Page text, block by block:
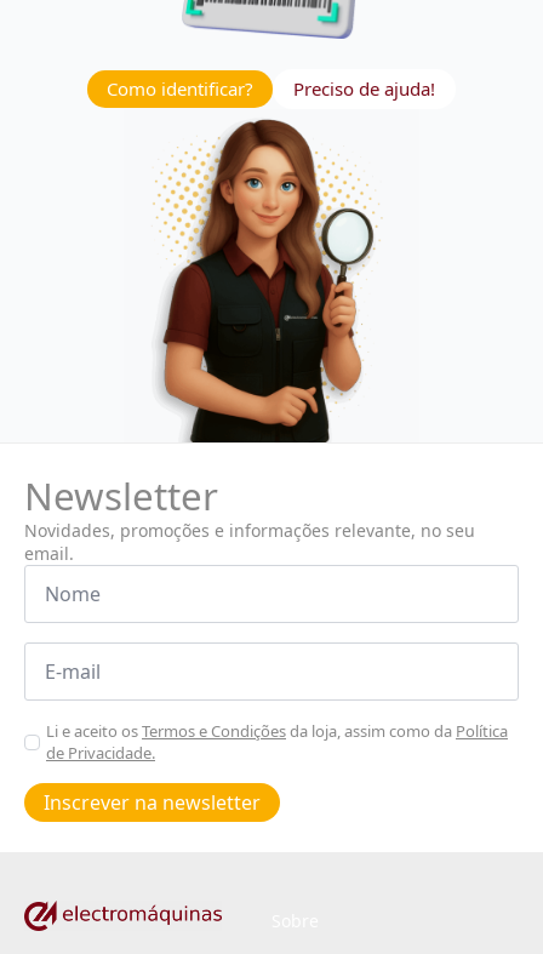
Como identificar? Preciso de ajuda!
Newsletter
Novidades, promoções e informações relevante, no seu
email.
Nome
Email
Aceitar
Poiticas
de
privacidade
Li e aceito osTermos e Condiçõesda loja, assim como da Política
de Privacidade.
Inscrever na newsletter